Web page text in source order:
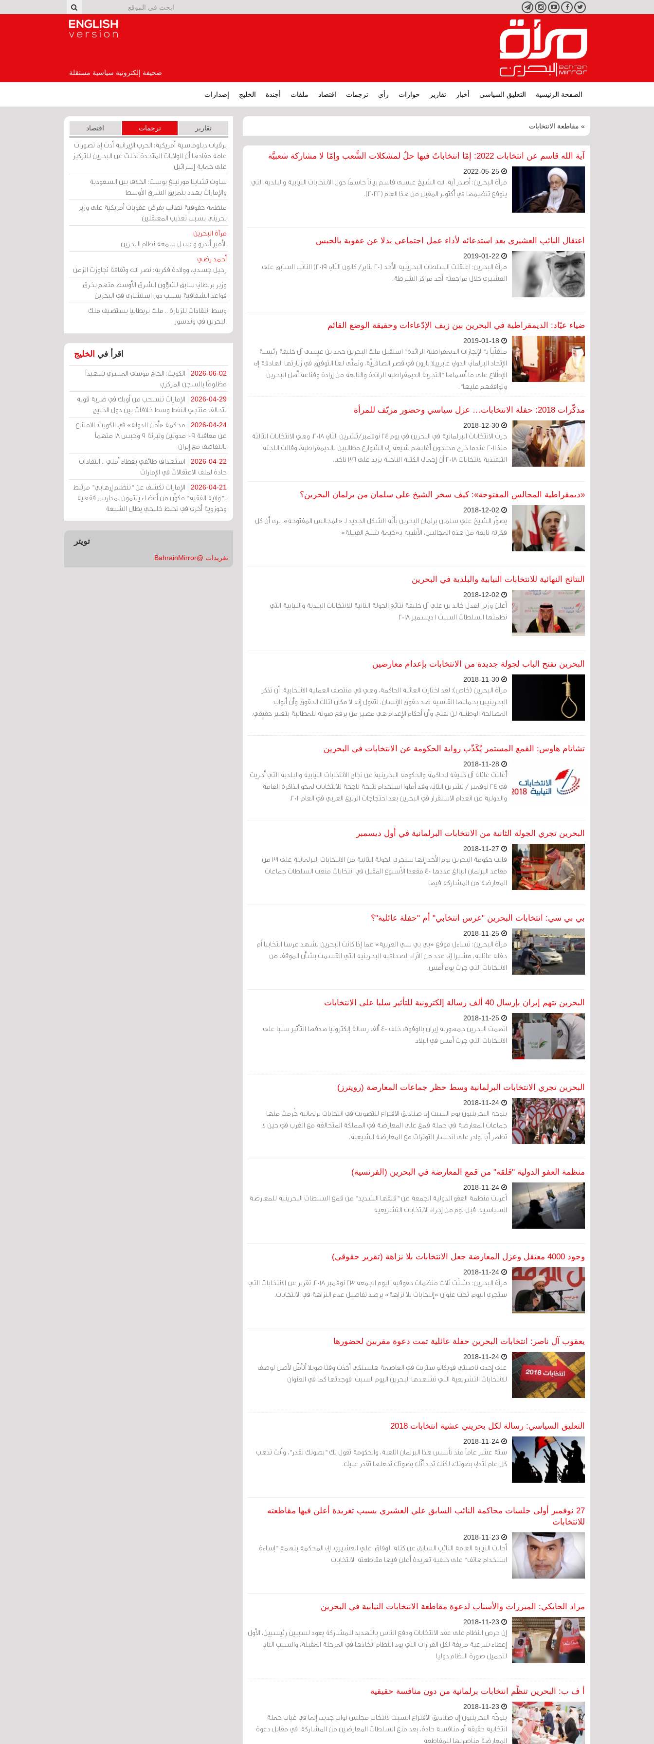
تويتر فيسبوكيوتيوبانستجرامتليجرام
صحيفة إلكترونية سياسية مستقلة
الصفحة الرئيسية التعليق السياسي أخبار تقارير حوارات رأي ترجمات اقتصاد ملفات أجندة الخليج إصدارات
» مقاطعة الانتخابات
آية الله قاسم عن انتخابات 2022: إمّا انتخاباتٌ فيها حلٌ لمشكلات الشَّعب وإمّا لا مشاركة شعبيَّة
مرآة البحرين: أصدر آية الله الشيخ عيسى قاسم بياناً حاسمًا حول الانتخابات النيابية والبلدية التي
يتوقع تنظيمها في أكتوبر المقبل من هذا العام (2022).
اعتقال النائب العشيري بعد استدعائه لأداء عمل اجتماعي بدلا عن عقوبة بالحبس
مرآة البحرين: اعتقلت السلطات البحرينية الأحد (20 يناير/ كانون الثاني 2019) النائب السابق على
العشيري خلال مراجعته أحد مراكز الشرطة.
ضياء عيّاد: الديمقراطية في البحرين بين زيف الإدّعاءات وحقيقة الوضع القائم
متغنّياً بـ"الإنجازات الديمقراطية الرائدة" استقبل ملك البحرين حمد بن عيسى آل خليفة رئيسة
الإتحاد البرلماني الدولي غابرييلا بارون في قصر الصافريّة، وتمنّى لها التوفيق في زيارتها الهادفة إلى
الإطّلاع على ما أسماها "التجربة الديمقراطية الرائدة والنابعة من إرادة وقناعة أهل البحرين
وتوافقهم عليها".
مذكّرات 2018: حفلة الانتخابات… عزل سياسي وحضور مزيّف للمرأة
جرت الانتخابات البرلمانية في البحرين في يوم 24 نوفمبر/تشرين الثاني 2018، وهي الانتخابات الثالثة
منذ 2011 عندما خرج محتجون أغلبهم شيعة إلى الشوارع مطالبين بالديمقراطية، وقالت اللجنة
التنفيذية لانتخابات 2018 أن إجمالي الكتلة الناخبة يزيد على 36 ناخبا.
«ديمقراطية المجالس المفتوحة»: كيف سخر الشيخ علي سلمان من برلمان البحرين؟
يصوّر الشيخ علي سلمان برلمان البحرين بأنّه الشكل الجديد لـ «المجالس المفتوحة». يرى أن كل
فكرته نابعة من هذه المجالس، الأشبه بـ«خيمة شيخ القبيلة»
النتائج النهائية للانتخابات النيابية والبلدية في البحرين
أعلن وزير العدل خالد بن علي آل خليفة نتائج الجولة الثانية للانتخابات البلدية والنيابية التي
نظمتها السلطات السبت 1 ديسمبر 2018
البحرين تفتح الباب لجولة جديدة من الانتخابات بإعدام معارضين
مرآة البحرين (خاص): لقد اختارت العائلة الحاكمة، وهي في منتصف العملية الانتخابية، أن تذكر
البحرينيين بحملتها القاسية ضد حقوق الإنسان، لتقول إنه لا مكان لتلك الحقوق وأن أبواب
المصالحة الوطنية لن تفتح، وأن أحكام الإعدام هي مصير من يرفع صوته للمطالبة بتغيير حقيقي.
تشاتام هاوس: القمع المستمر يُكَذّب رواية الحكومة عن الانتخابات في البحرين
أعلنت عائلة آل خليفة الحاكمة والحكومة البحرينية عن نجاح الانتخابات النيابية والبلدية التي أُجرِيت
في 24 نوفمبر / تشرين الثاني، وقد أملوا استخدام نتيجة ناجحة للانتخابات لمحو الذاكرة العامة
والدولية عن انعدام الاستقرار في البحرين بعد احتجاجات الربيع العربي في العام 2011.
البحرين تجري الجولة الثانية من الانتخابات البرلمانية في أول ديسمبر
قالت حكومة البحرين يوم الأحد إنها ستجري الجولة الثانية من الانتخابات البرلمانية على 31 من
مقاعد البرلمان البالغ عددها 40 مقعدا الأسبوع المقبل في انتخابات منعت السلطات جماعات
المعارضة من المشاركة فيها
بي بي سي: انتخابات البحرين "عرس انتخابي" أم "حفلة عائلية"؟
مرآة البحرين: تساءل موقع «بي بي سي العربية» عما إذا كانت البحرين تشهد عرسا انتخابيا أم
حفلة عائلية، مشيرا إلى عدد من الآراء الصحافية البحرينية التي انقسمت بشأن الموقف من
الانتخابات التي جرت يوم أمس.
البحرين تتهم إيران بإرسال 40 ألف رسالة إلكترونية للتأثير سلبا على الانتخابات
اتهمت البحرين جمهورية إيران بالوقوف خلف 40 ألف رسالة إلكترونيا هدفها التأثير سلبا على
الانتخابات التي جرت أمس في البلاد
البحرين تجري الانتخابات البرلمانية وسط حظر جماعات المعارضة (رويترز)
يتوجه البحرينيون يوم السبت إلى صناديق الاقتراع للتصويت في انتخابات برلمانية حُرمت منها
جماعات المعارضة في حملة قمع على المعارضة في المملكة المتحالفة مع الغرب في حين لا
تظهر أي بوادر على انحسار التوترات مع المعارضة الشيعية.
منظمة العفو الدولية "قلقة" من قمع المعارضة في البحرين (الفرنسية)
أعربت منظمة العفو الدولية الجمعة عن "قلقها الشديد" من قمع السلطات البحرينية للمعارضة
السياسية، قبل يوم من إجراء الانتخابات التشريعية
وجود 4000 معتقل وعزل المعارضة جعل الانتخابات بلا نزاهة (تقرير حقوقي)
مرآة البحرين: دشنّت ثلاث منظمات حقوقية اليوم الجمعة 23 نوفمبر 2018، تقرير عن الانتخابات التي
ستجري اليوم، تحت عنوان «إنتخابات بلا نزاهة» يرصد تفاصيل عدم النزاهة في الانتخابات.
يعقوب آل ناصر: انتخابات البحرين حفلة عائلية تمت دعوة مقربين لحضورها
على إحدى ناصيتي فويكاتو ستريت في العاصمة هلسنكي أخذت وقتا طويلا أتأمّل لأصل لوصف
للانتخابات التشريعية التي تشهدها البحرين اليوم السبت، فوجدتها كما في العنوان
التعليق السياسي: رسالة لكل بحريني عشية انتخابات 2018
ستة عشر عاماً منذ تأسس هذا البرلمان اللعبة، والحكومة تقول لك "بصوتك تقدر"، وأنت تذهب
كل عام لتُدلي بصوتك، لكنك تجد أنّك بصوتك تجعلها تقدر عليك.
27 نوفمبر أولى جلسات محاكمة النائب السابق علي العشيري بسبب تغريدة أعلن فيها مقاطعته
للانتخابات
أحالت النيابة العامة النائب السابق عن كتلة الوفاق، علي العشيري، إلى المحكمة بتهمة "إساءة
استخدام هاتف" على خلفية تغريدة أعلن فيها مقاطعته الانتخابات
مراد الحايكي: المبررات والأسباب لدعوة مقاطعة الانتخابات النيابية في البحرين
إن حرص النظام على عقد الانتخابات ودفع الناس بالتهديد للمشاركة يعود لسببين رئيسيين، الأول
إعطاء شرعية مزيفة لكل القرارات التي يود النظام اتخاذها في المرحلة المقبلة، والسبب الثاني
لتجميل صورة النظام دوليا
أ ف ب: البحرين تنظّم انتخابات برلمانية من دون منافسة حقيقية
يتوجّه البحرينيون إلى صناديق الاقتراع السبت لانتخاب مجلس نواب جديد، إنما في غياب حملة
انتخابية حقيقة أو منافسة حادة، بعد منع السلطات المعارضين من المشاركة، في مقابل دعوة
المعارضة مناصريها للمقاطعة
تقارير ترجمات اقتصاد
برقيات دبلوماسية أمريكية: الحرب الإيرانية أدت إلى تصورات
عامة مفادها أن الولايات المتحدة تخلت عن البحرين للتركيز
على حماية إسرائيل
ساوث تشاينا مورنينغ بوست: الخلاف بين السعودية
والإمارات يهدد بتمزيق الشرق الأوسط
منظمة حقوقية تطالب بفرض عقوبات أمريكية على وزير
بحريني بسبب تعذيب المعتقلين
مرآة البحرين
الأمير أندرو وغسل سمعة نظام البحرين
أحمد رضي
رحيل جسدي، وولادة فكرية: نصر الله وثقافة تجاوزت الزمن
وزير بريطاني سابق لشؤون الشرق الأوسط متهم بخرق
قواعد الشفافية بسبب دور استشاري في البحرين
وسط انتقادات للزيارة .. ملك بريطانيا يستضيف ملك
البحرين في وندسور
اقرأ في الخليج
2026-06-02
الكويت: الحاج موسى المسري شهيداً
مظلومًا بالسجن المركزي
2026-04-29
الإمارات تنسحب من أوبك في ضربة قوية
لتحالف منتجي النفط وسط خلافات بين دول الخليج
2026-04-24
محكمة «أمن الدولة» في الكويت: الامتناع
عن معاقبة 109 مدونين وتبرئة 9 وحبس 18 متهماً
بالتعاطف مع إيران
2026-04-22
استهداف طائفي بغطاء أمني .. انتقادات
حادة لملف الاعتقالات في الإمارات
2026-04-21
الإمارات تكشف عن "تنظيم إرهابي" مرتبط
بـ"ولاية الفقيه" مكوّن من أعضاء ينتمون لمدارس فقهية
وحوزوية أخرى في تخبط خليجي يطال الشيعة
تويتر
تغريدات @BahrainMirror